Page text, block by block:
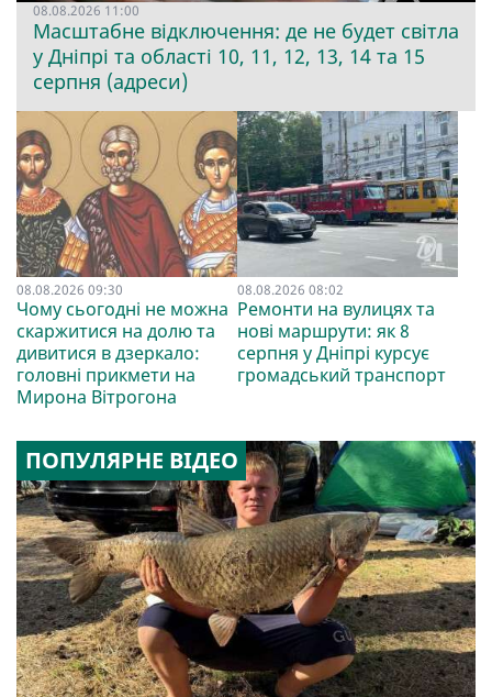
08.08.2026 11:00
Масштабне відключення: де не будет світла
у Дніпрі та області 10, 11, 12, 13, 14 та 15
серпня (адреси)
08.08.2026 09:30
Чому сьогодні не можна
скаржитися на долю та
дивитися в дзеркало:
головні прикмети на
Мирона Вітрогона
08.08.2026 08:02
Ремонти на вулицях та
нові маршрути: як 8
серпня у Дніпрі курсує
громадський транспорт
ПОПУЛЯРНЕ ВІДЕО